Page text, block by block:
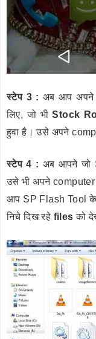
स्टेप 3 : अब आप अपने
लिए, जो भीStock
हुवा है। उसे अपने
स्टेप 4 : अब आपने जो
उसे भी अपने
आप SP Flash Tool
निचे दिख रहे files को